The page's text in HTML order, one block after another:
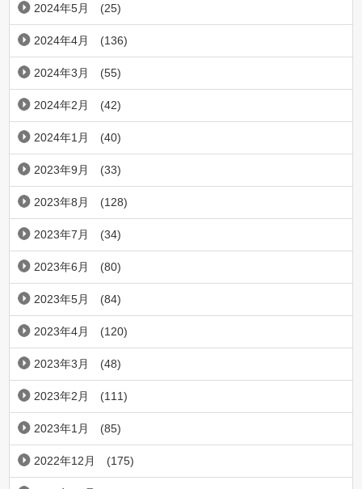
2024年5月 (25)
2024年4月 (136)
2024年3月 (55)
2024年2月 (42)
2024年1月 (40)
2023年9月 (33)
2023年8月 (128)
2023年7月 (34)
2023年6月 (80)
2023年5月 (84)
2023年4月 (120)
2023年3月 (48)
2023年2月 (111)
2023年1月 (85)
2022年12月 (175)